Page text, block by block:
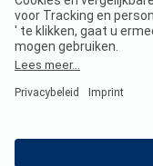
Imprint
Jouw privacy
Wet digitale diensten